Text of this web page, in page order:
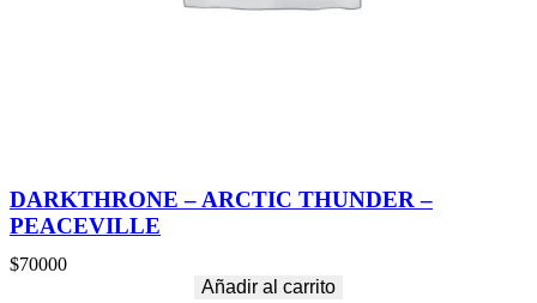
DARKTHRONE – ARCTIC THUNDER –
PEACEVILLE
$70000
Añadir al carrito